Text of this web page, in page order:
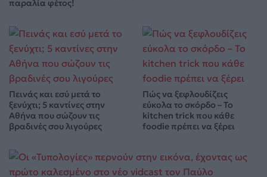
παραλία φέτος!
Πεινάς και εσύ μετά το
ξενύχτι; 5 καντίνες στην
Αθήνα που σώζουν τις
βραδινές σου λιγούρες
Πώς να ξεφλουδίζεις
εύκολα το σκόρδο – Το
kitchen trick που κάθε
foodie πρέπει να ξέρει